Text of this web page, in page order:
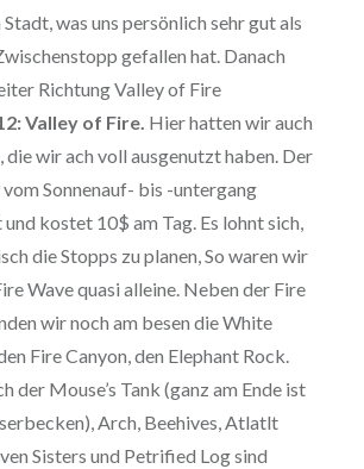
was uns persönlich sehr gut als
gefallen hat. Danach
Richtung Valley of Fire
Valley of Fire. Hier hatten wir auch
die wir ach voll ausgenutzt haben. Der
Sonnenauf- bis -untergang
kostet 10$ am Tag. Es lohnt sich,
die Stopps zu planen, So waren wir
Wave quasi alleine. Neben der Fire
wir noch am besen die White
Fire Canyon, den Elephant Rock.
der Mouse’s Tank (ganz am Ende ist
Arch, Beehives, Atlatlt
Sisters und Petrified Log sind